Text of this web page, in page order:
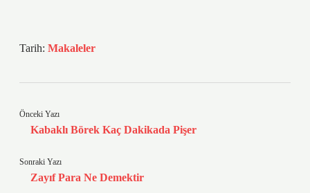
Tarih: Makaleler
Önceki Yazı
Kabaklı Börek Kaç Dakikada Pişer
Sonraki Yazı
Zayıf Para Ne Demektir